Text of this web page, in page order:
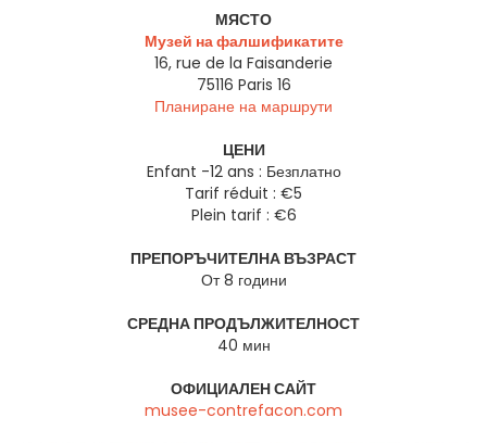
МЯСТО
Музей на фалшификатите
16, rue de la Faisanderie
75116 Paris 16
Планиране на маршрути
ЦЕНИ
Enfant -12 ans : Безплатно
Tarif réduit : €5
Plein tarif : €6
ПРЕПОРЪЧИТЕЛНА ВЪЗРАСТ
От 8 години
СРЕДНА ПРОДЪЛЖИТЕЛНОСТ
40 мин
ОФИЦИАЛЕН САЙТ
musee-contrefacon.com